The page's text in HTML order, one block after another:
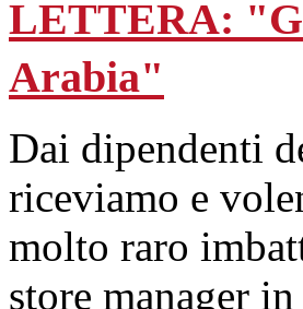
LETTERA:
Arabia"
Dai dipendenti
riceviamo e
molto raro
store manager